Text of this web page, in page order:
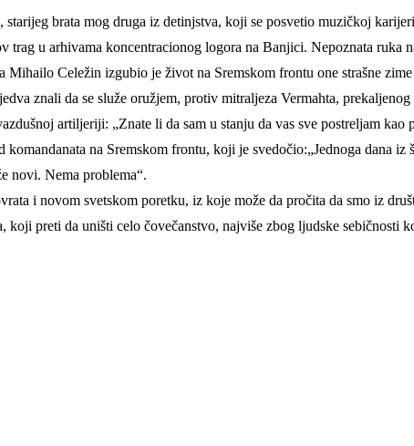
brata mog druga iz detinjstva, koji se posvetio muzičkoj
u arhivama koncentracionog logora na Banjici. Nepoznata ruka
Celežin izgubio je život na Sremskom frontu one strašne
znali da se služe oružjem, protiv mitraljeza Vermahta,
artiljeriji: „Znate li da sam u stanju da vas sve postreljam kao
na Sremskom frontu, koji je svedočio:„Jednoga dana iz
novi. Nema problema“.
i novom svetskom poretku, iz koje može da pročita da smo iz
preti da uništi celo čovečanstvo, najviše zbog ljudske sebičnosti